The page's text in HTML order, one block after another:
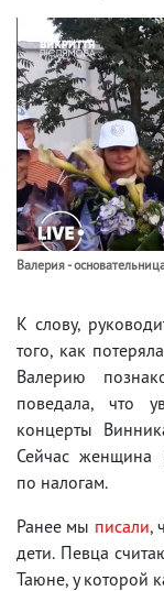
Валерия -
К слову,
того, как
Валерию
поведала, что
концерты
Сейчас женщина
по налогам.
Ранее мы писали,
дети. Певца
Таюне, у которой